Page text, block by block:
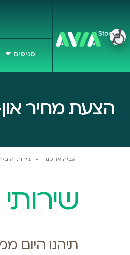
סניפים
הצעת מחיר
אביה אחסנה » שירותי
תיהנו היום